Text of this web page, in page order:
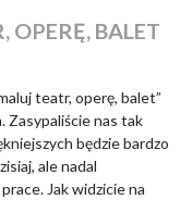
OPERĘ, BALET
teatr, operę, balet”
Zasypaliście nas tak
będzie bardzo
ale nadal
Jak widzicie na